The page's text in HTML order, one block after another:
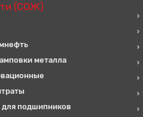
(СОЖ)
металла
для подшипников